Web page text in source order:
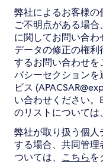
弊社によるお客様
ご不明点がある場
に関してお問い合
データの修正の権
するお問い合わせを
バシーセクション
ビス
い合わせください
のリストについては、
弊社が取り扱う個人
する場合、共同管
ついては、 こちらを